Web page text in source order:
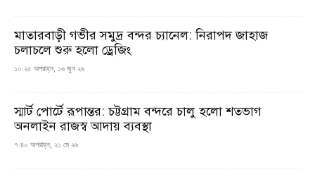
মাতারবাড়ী গভীর সমুদ্র বন্দর চ্যানেল: নিরাপদ জাহাজ
চলাচলে শুরু হলো ড্রেজিং
১০:২৫ অপরাহ্ন, ১৬ জুন ২৬
স্মার্ট পোর্টে রূপান্তর: চট্টগ্রাম বন্দরে চালু হলো শতভাগ
অনলাইন রাজস্ব আদায় ব্যবস্থা
৭:৪০ অপরাহ্ন, ২১ মে ২৬